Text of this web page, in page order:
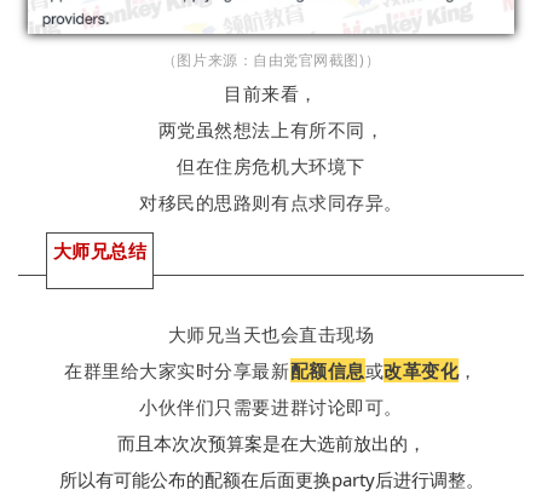
（图片来源：自由党官网截图)）
目前来看，
两党虽然想法上有所不同，
但在住房危机大环境下
对移民的思路则有点求同存异。
大师兄总结
大师兄当天也会直击现场
在群里给大家实时分享最新配额信息或改革变化，
小伙伴们只需要进群讨论即可。
而且本次次预算案是在大选前放出的，
所以有可能公布的配额在后面更换party后进行调整。